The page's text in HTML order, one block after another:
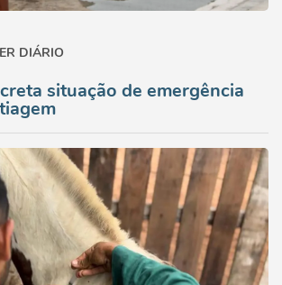
DIÁRIO
situação de emergência